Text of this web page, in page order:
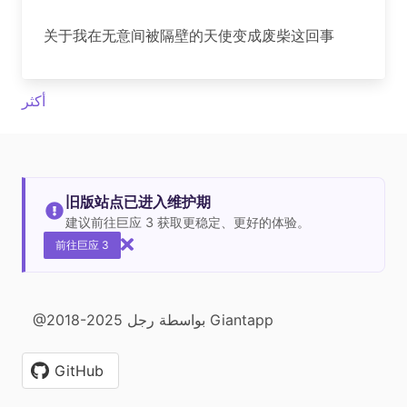
关于我在无意间被隔壁的天使变成废柴这回事
أكثر
旧版站点已进入维护期
建议前往巨应 3 获取更稳定、更好的体验。
前往巨应 3
@2018-2025 بواسطة رجل Giantapp
GitHub